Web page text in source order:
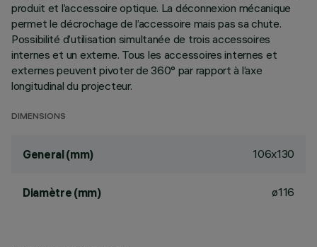
produit et l’accessoire optique. La déconnexion mécanique
permet le décrochage de l’accessoire mais pas sa chute.
Possibilité d’utilisation simultanée de trois accessoires
internes et un externe. Tous les accessoires internes et
externes peuvent pivoter de 360° par rapport à l’axe
longitudinal du projecteur.
DIMENSIONS
General (mm) 106x130
Diamètre (mm) ø116